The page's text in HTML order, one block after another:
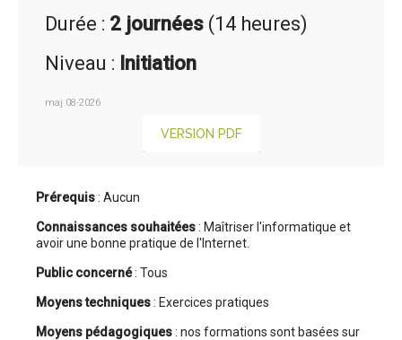
Durée : 2 journées (14 heures)
Niveau : Initiation
maj 08-2026
VERSION PDF
Prérequis: Aucun
Connaissances souhaitées: Maîtriser l'informatique et
avoir une bonne pratique de l'Internet.
Public concerné: Tous
Moyens techniques: Exercices pratiques
Moyens pédagogiques: nos formations sont basées sur